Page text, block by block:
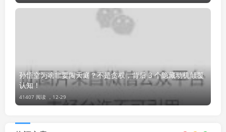
孙悟空为啥非要闯天庭？不是贪权，背后 3 个隐藏动机颠覆
认知！
41407 阅读 ， 12-29